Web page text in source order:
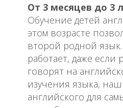
От 3 месяцев до 3
Обучение детей
этом возрасте
второй родной
работает, даже если
говорят на
изучения языка,
английского для